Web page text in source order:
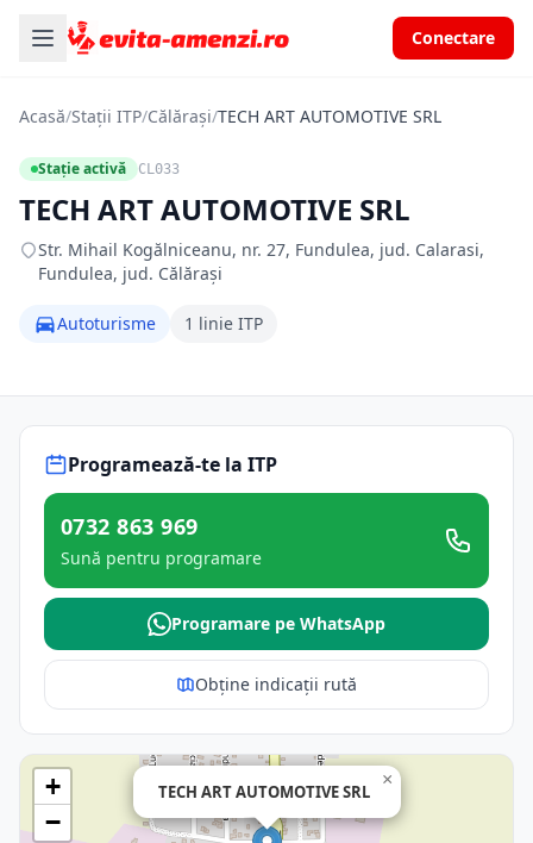
Conectare
Acasă/Stații ITP/Călărași/TECH ART AUTOMOTIVE SRL
Stație activă CL033
TECH ART AUTOMOTIVE SRL
Str. Mihail Kogălniceanu, nr. 27, Fundulea, jud. Calarasi,
Fundulea, jud. Călărași
Autoturisme 1 linie ITP
Programează-te la ITP
0732 863 969
Sună pentru programare
Programare pe WhatsApp
Obține indicații rută
TECH ART AUTOMOTIVE SRL
×
+
−